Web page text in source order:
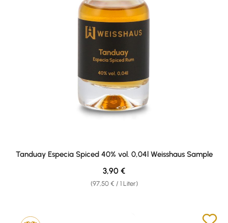
Tanduay Especia Spiced 40% vol. 0,04l Weisshaus Sample
(97,50 € / 1 Liter)
Regulärer Preis:
3,90 €